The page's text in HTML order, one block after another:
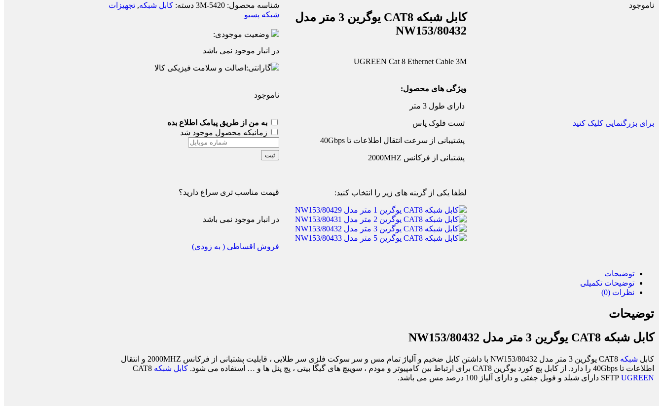
ناموجود
برای بزرگنمایی کلیک کنید
کابل شبکه CAT8 یوگرین 3 متر مدل
NW153/80432
UGREEN Cat 8 Ethernet Cable 3M
ویژگی های محصول:
دارای طول 3 متر
تست فلوک پاس
پشتیبانی از سرعت انتقال اطلاعات تا 40Gbps
پشتبانی از فرکانس 2000MHZ
لطفا یکی از گزینه های زیر را انتخاب کنید:
شناسه محصول: 5420-3M دسته: کابل شبکه, تجهیزات
شبکه پسیو
وضعیت موجودی:
در انبار موجود نمی باشد
گارانتی: اصالت و سلامت فیزیکی کالا
ناموجود
به من از طریق پیامک اطلاع بده
زمانیکه محصول موجود شد
ثبت
قیمت مناسب تری سراغ دارید؟
در انبار موجود نمی باشد
فروش اقساطی ( به زودی)
توضیحات
توضیحات تکمیلی
نظرات (0)
توضیحات
کابل شبکه CAT8 یوگرین 3 متر مدل NW153/80432
کابل شبکه
CAT8 یوگرین 3 متر مدل NW153/80432 با داشتن کابل ضخیم و آلیاژ تمام مس و سر سوکت فلزی سر طلایی ، قابلیت پشتبانی از فرکانس 2000MHZ و انتقال
اطلاعات تا 40Gbps را دارد. از کابل پچ کورد یوگرین CAT8 برای ارتباط بین کامپیوتر و مودم ، سوییچ های گیگا بیتی ، پچ پنل ها و … استفاده می شود.
کابل شبکه CAT8
SFTP UGREEN دارای شیلد و فویل جفتی و دارای آلیاژ 100 درصد مس می باشد.